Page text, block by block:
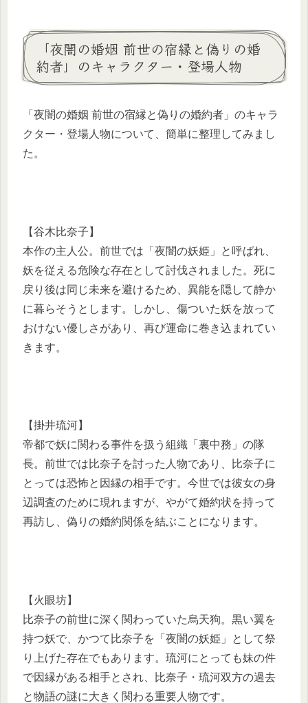
「夜闇の婚姻 前世の宿縁と偽りの婚
約者」のキャラクター・登場人物
「夜闇の婚姻 前世の宿縁と偽りの婚約者」のキャラ
クター・登場人物について、簡単に整理してみまし
た。
【谷木比奈子】
本作の主人公。前世では「夜闇の妖姫」と呼ばれ、
妖を従える危険な存在として討伐されました。死に
戻り後は同じ未来を避けるため、異能を隠して静か
に暮らそうとします。しかし、傷ついた妖を放って
おけない優しさがあり、再び運命に巻き込まれてい
きます。
【掛井琉河】
帝都で妖に関わる事件を扱う組織「裏中務」の隊
長。前世では比奈子を討った人物であり、比奈子に
とっては恐怖と因縁の相手です。今世では彼女の身
辺調査のために現れますが、やがて婚約状を持って
再訪し、偽りの婚約関係を結ぶことになります。
【火眼坊】
比奈子の前世に深く関わっていた烏天狗。黒い翼を
持つ妖で、かつて比奈子を「夜闇の妖姫」として祭
り上げた存在でもあります。琉河にとっても妹の件
で因縁がある相手とされ、比奈子・琉河双方の過去
と物語の謎に大きく関わる重要人物です。